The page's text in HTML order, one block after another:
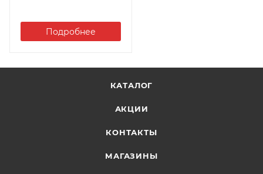
Подробнее
КАТАЛОГ
АКЦИИ
КОНТАКТЫ
МАГАЗИНЫ